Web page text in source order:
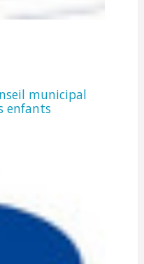
municipal
enfants